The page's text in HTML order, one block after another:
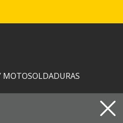
MOTOSOLDADURAS